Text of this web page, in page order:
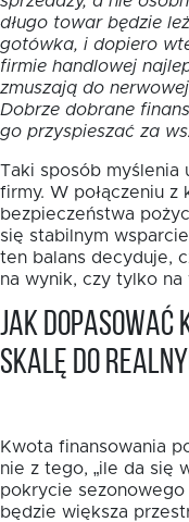
długo towar będzie
gotówka, i dopiero
firmie handlowej
zmuszają do
Dobrze dobrane
go przyspieszać za
Taki sposób myślenia
firmy. W połączeniu z
bezpieczeństwa
się stabilnym
ten balans decyduje,
na wynik, czy tylko na
Jak dopasować
skalę do
Kwota finansowania
nie z tego, „ile da się
pokrycie sezonowego
będzie większa